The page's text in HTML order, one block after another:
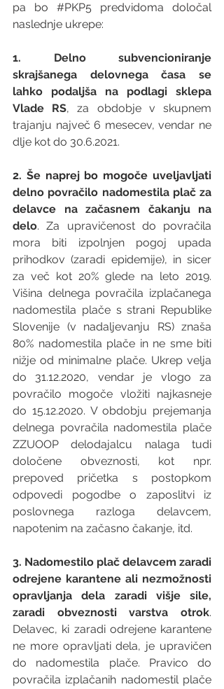
pa bo #PKP5 predvidoma določal
naslednje ukrepe:
1. Delno subvencioniranje
skrajšanega delovnega časa se
lahko podaljša na podlagi sklepa
Vlade RS, za obdobje v skupnem
trajanju največ 6 mesecev, vendar ne
dlje kot do 30.6.2021.
delno povračilo nadomestila plač za
delavce na začasnem čakanju na
delo. Za upravičenost
mora biti izpolnjen pogoj upada
prihodkov (zaradi epidemije), in sicer
za več kot 20% glede na leto 2019.
Višina delnega povračila izplačanega
nadomestila plače s strani Republike
Slovenije (v nadaljevanju RS) znaša
80% nadomestila plače in ne sme biti
nižje od minimalne plače. Ukrep velja
do 31.12.2020, vendar je vlogo za
povračilo mogoče vložiti najkasneje
do 15.12.2020. V obdobju prejemanja
delnega povračila nadomestila plače
ZZUOOP delodajalcu nalaga tudi
določene obveznosti, kot npr.
prepoved pričetka s postopkom
odpovedi pogodbe o zaposlitvi iz
poslovnega razloga delavcem,
napotenim na začasno čakanje, itd.
3. Nadomestilo plač delavcem zaradi
odrejene karantene ali nezmožnosti
opravljanja dela zaradi višje sile,
zaradi obveznosti varstva otrok.
Delavec, ki zaradi odrejene karantene
ne more opravljati dela, je upravičen
do nadomestila plače. Pravico do
povračila izplačanih nadomestil plače